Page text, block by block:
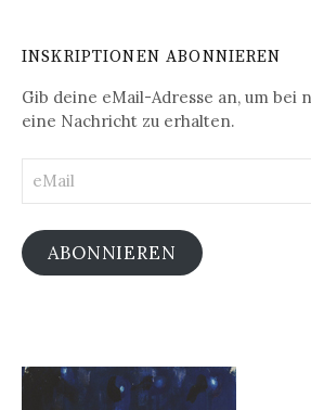
INSKRIPTIONEN ABONNIEREN
Gib deine eMail-Adresse an, um bei
eine Nachricht zu erhalten.
ABONNIEREN